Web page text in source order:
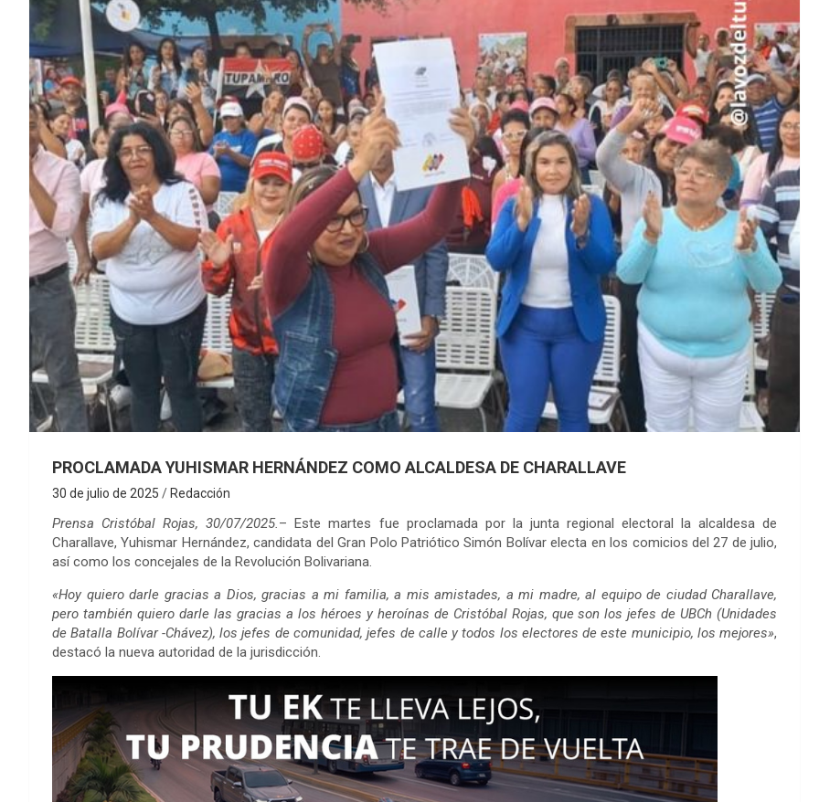
PROCLAMADA YUHISMAR HERNÁNDEZ COMO ALCALDESA DE CHARALLAVE
30 de julio de 2025 Redacción
Prensa Cristóbal Rojas, 30/07/2025.– Este martes fue proclamada por la junta regional electoral la alcaldesa de
Charallave, Yuhismar Hernández, candidata del Gran Polo Patriótico Simón Bolívar electa en los comicios del 27 de julio,
así como los concejales de la Revolución Bolivariana.
«Hoy quiero darle gracias a Dios, gracias a mi familia, a mis amistades, a mi madre, al equipo de ciudad Charallave,
pero también quiero darle las gracias a los héroes y heroínas de Cristóbal Rojas, que son los jefes de UBCh (Unidades
de Batalla Bolívar -Chávez), los jefes de comunidad, jefes de calle y todos los electores de este municipio, los mejores»,
destacó la nueva autoridad de la jurisdicción.